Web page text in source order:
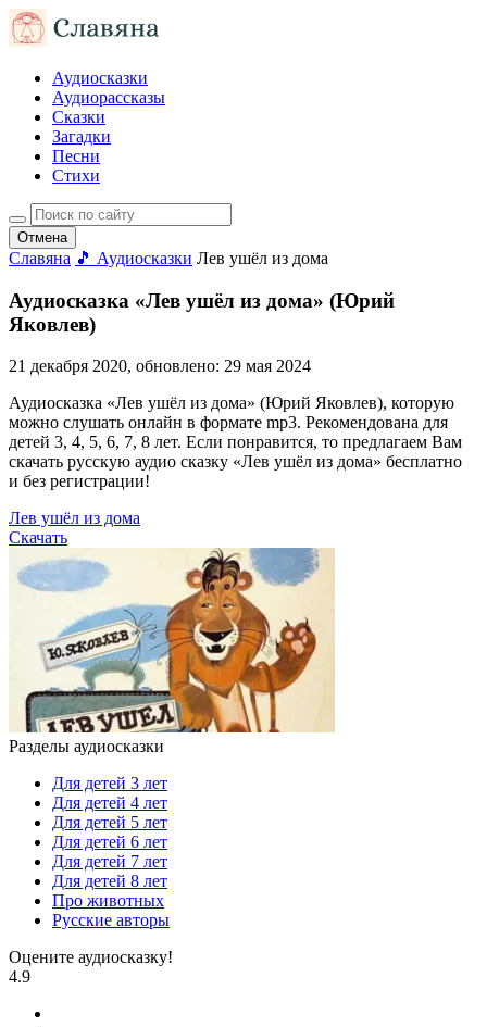
Аудиосказки
Аудиорассказы
Сказки
Загадки
Песни
Стихи
Отмена
Славяна 🎵 Аудиосказки Лев ушёл из дома
Аудиосказка «Лев ушёл из дома» (Юрий
Яковлев)
21 декабря 2020, обновлено: 29 мая 2024
Аудиосказка «Лев ушёл из дома» (Юрий Яковлев), которую
можно слушать онлайн в формате mp3. Рекомендована для
детей 3, 4, 5, 6, 7, 8 лет. Если понравится, то предлагаем Вам
скачать русскую аудио сказку «Лев ушёл из дома» бесплатно
и без регистрации!
Лев ушёл из дома
Скачать
Разделы аудиосказки
Для детей 3 лет
Для детей 4 лет
Для детей 5 лет
Для детей 6 лет
Для детей 7 лет
Для детей 8 лет
Про животных
Русские авторы
Оцените аудиосказку!
4.9